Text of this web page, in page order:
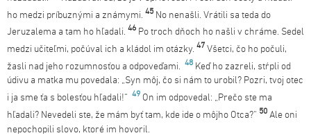
ho medzi príbuznými a známymi. 45 No nenašli. Vrátili sa teda do
Jeruzalema a tam ho hľadali. 46 Po troch dňoch ho našli v chráme. Sedel
medzi učiteľmi, počúval ich a kládol im otázky. 47 Všetci, čo ho počuli,
žasli nad jeho rozumnosťou a odpoveďami. 48 Keď ho zazreli, stŕpli od
údivu a matka mu povedala: „Syn môj, čo si nám to urobil? Pozri, tvoj otec
i ja sme ťa s bolesťou hľadali!“ 49 On im odpovedal: „Prečo ste ma
hľadali? Nevedeli ste, že mám byť tam, kde ide o môjho Otca?“ 50 Ale oni
nepochopili slovo, ktoré im hovoril.